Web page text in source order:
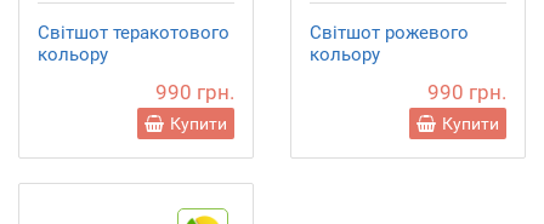
Світшот теракотового
кольору
990 грн.
Купити
Світшот рожевого
кольору
990 грн.
Купити